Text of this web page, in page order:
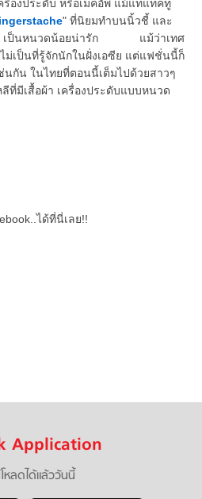
รื่องประดับ หรือเมคอัพ แม้แท่แทคทู
" ที่นิยมทำบนนิ้วชี้ และ
ก เป็นหนวดน้อยน่ารัก แม้ว่าเทศ
ม่เป็นที่รู้จักนักในฝั่งเอซีย แต่แฟชั่นนี้ก็
นกัน ในไทยที่ตอนนี้เต็มไปด้วยสาวๆ
ที่มีเสื้อผ้า เครื่องประดับแบบหนวด
ได้ที่นี่เลย!!
Application
หลดได้แล้ววันนี้